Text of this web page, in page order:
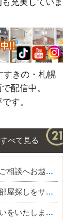
すきの・札幌
配信中。
す。
すべて見る
🏢✨ お気軽にお部屋探しのご相談へお越しください！
🏢✨ あなたにぴったりのお部屋探しをサポートします！
🏢✨ 新しい暮らしのお手伝いをいたします！